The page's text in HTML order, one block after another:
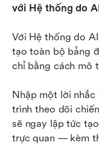
với Hệ thống do
Với Hệ thống do
tạo toàn bộ bảng
chỉ bằng cách mô
Nhập một lời nhắc
trình theo dõi
sẽ ngay lập tức
trực quan — kèm